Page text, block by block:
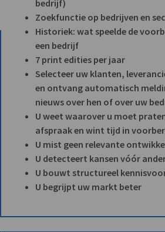
bedrijf)
Zoekfunctie op bedrijven en
Historiek: wat speelde de
een bedrijf
7 print edities per jaar
Selecteer uw klanten,
en ontvang automatisch
nieuws over hen of over uw
U weet waarover u moet
afspraak en wint tijd in
U mist geen relevante
U detecteert kansen vóór
U bouwt structureel
U begrijpt uw markt beter